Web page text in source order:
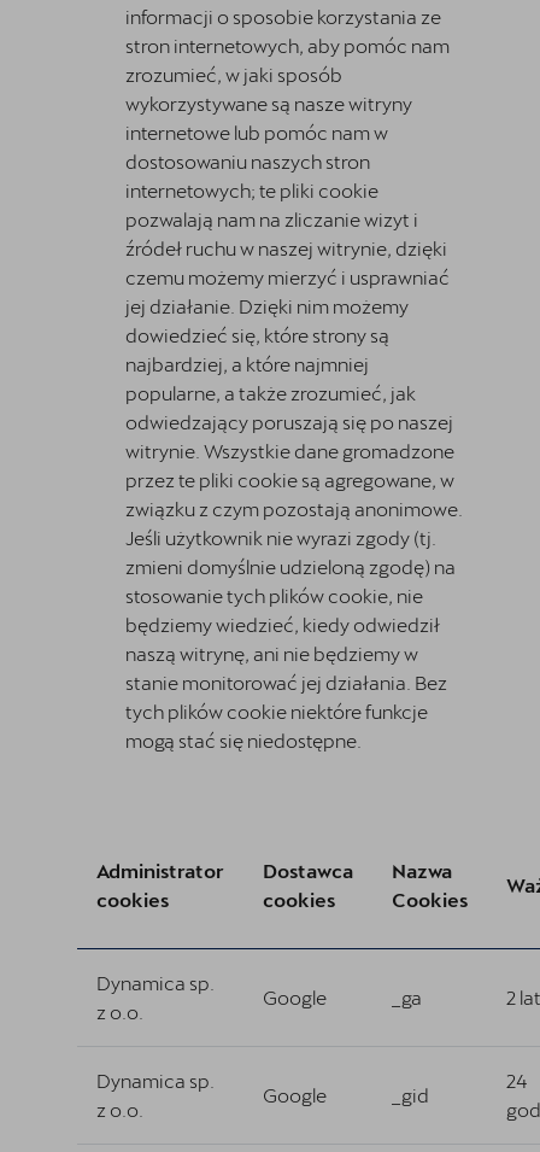
informacji o sposobie korzystania ze
stron internetowych, aby pomóc nam
zrozumieć, w jaki sposób
wykorzystywane są nasze witryny
internetowe lub pomóc nam w
dostosowaniu naszych stron
internetowych; te pliki cookie
pozwalają nam na zliczanie wizyt i
źródeł ruchu w naszej witrynie, dzięki
czemu możemy mierzyć i usprawniać
jej działanie. Dzięki nim możemy
dowiedzieć się, które strony są
najbardziej, a które najmniej
popularne, a także zrozumieć, jak
odwiedzający poruszają się po naszej
witrynie. Wszystkie dane gromadzone
przez te pliki cookie są agregowane, w
związku z czym pozostają anonimowe.
Jeśli użytkownik nie wyrazi zgody (tj.
zmieni domyślnie udzieloną zgodę) na
stosowanie tych plików cookie, nie
będziemy wiedzieć, kiedy odwiedził
naszą witrynę, ani nie będziemy w
stanie monitorować jej działania. Bez
tych plików cookie niektóre funkcje
mogą stać się niedostępne.
Administrator
cookies
Dostawca
cookies
Nazwa
Cookies
Dynamica sp.
z o.o.
Google _ga 2
Dynamica sp.
z o.o.
Google _gid
24